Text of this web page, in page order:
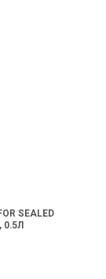
SEALED